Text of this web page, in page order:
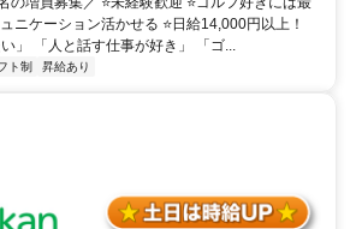
ニケーション活かせる ⭐日給14,000円以上！
」 「人と話す仕事が好き」 「ゴ...
ト制 昇給あり